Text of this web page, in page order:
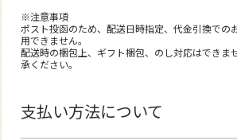
※注意事項
ポスト投函のため、配送日時指定、代金引換での
用できません。
配送時の梱包上、ギフト梱包、のし対応はできま
承ください。
支払い方法について